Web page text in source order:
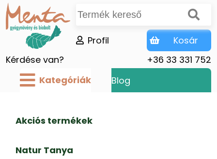
Kérdése van? +36 33 331 752
Profil Kosár
Kategóriák Blog
Akciós termékek
Natur Tanya